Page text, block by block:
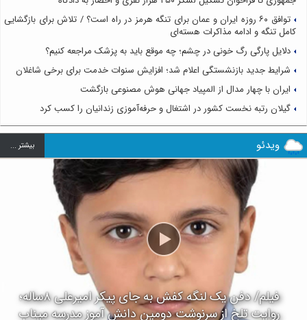
توافق ۶۰ روزه ایران و عمان برای تنگه هرمز در راه است؟ / تلاش برای بازگشایی
کامل تنگه و ادامه مذاکرات هسته‌ای
دلایل پارگی رگ خونی در چشم؛ چه موقع باید به پزشک مراجعه کنیم؟
شرایط جدید بازنشستگی اعلام شد؛ افزایش سنوات خدمت برای برخی شاغلان
ایران با چهار مدال از المپیاد جهانی هوش مصنوعی بازگشت
گیلان رتبه نخست کشور در اشتغال و حرفه‌آموزی زندانیان را کسب کرد
ویدئو بيشتر ...
فیلم/ دفن یک لنگه کفش به جای پیکر امیرعلی ۸ساله؛
روایت تلخ از سرنوشت دومین دانش آموز مدرسه میناب